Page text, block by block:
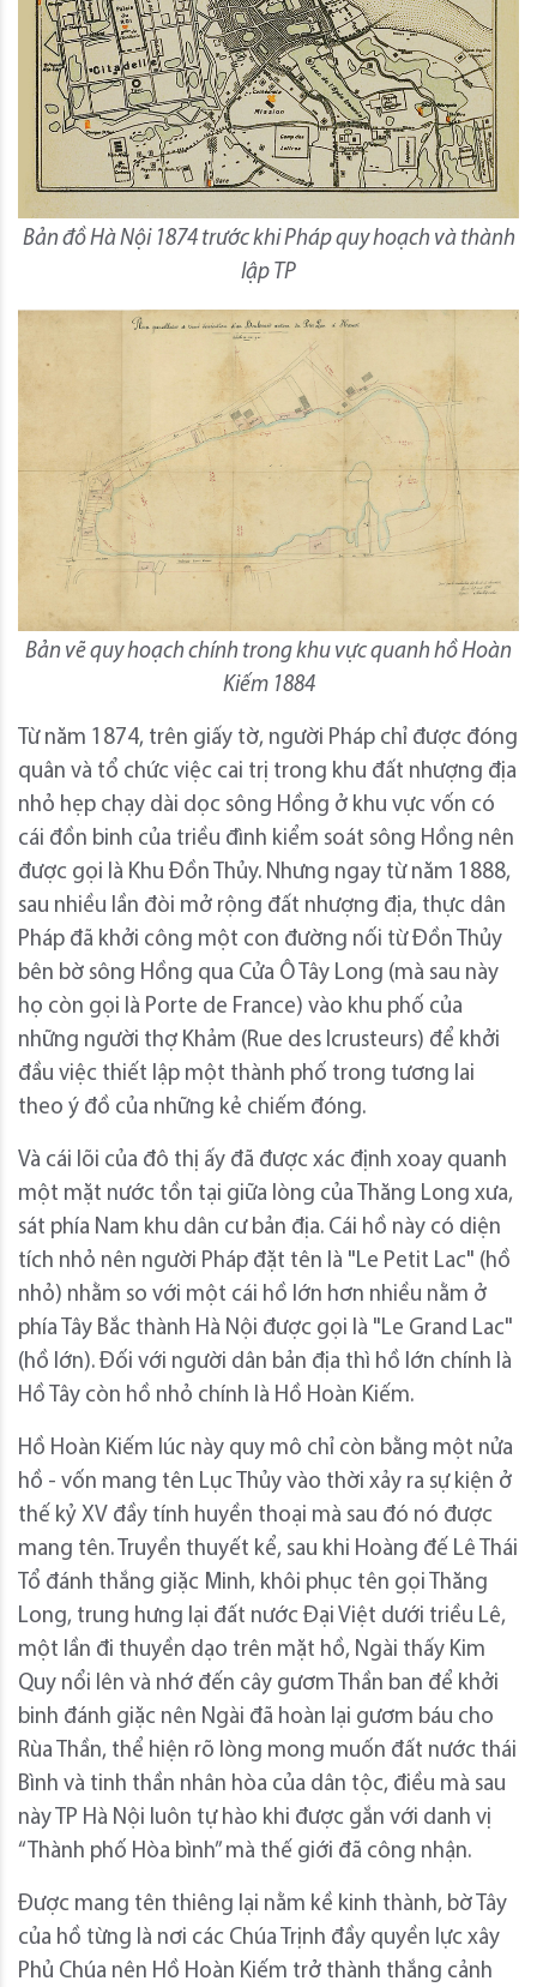
Bản đồ Hà Nội 1874 trước khi Pháp quy hoạch và thành
lập TP
Bản vẽ quy hoạch chính trong khu vực quanh hồ Hoàn
Kiếm 1884
Từ năm 1874, trên giấy tờ, người Pháp chỉ được đóng
quân và tổ chức việc cai trị trong khu đất nhượng địa
nhỏ hẹp chạy dài dọc sông Hồng ở khu vực vốn có
cái đồn binh của triều đình kiểm soát sông Hồng nên
được gọi là Khu Đồn Thủy. Nhưng ngay từ năm 1888,
sau nhiều lần đòi mở rộng đất nhượng địa, thực dân
Pháp đã khởi công một con đường nối từ Đồn Thủy
bên bờ sông Hồng qua Cửa Ô Tây Long (mà sau này
họ còn gọi là Porte de France) vào khu phố của
những người thợ Khảm (Rue des Icrusteurs) để khởi
đầu việc thiết lập một thành phố trong tương lai
theo ý đồ của những kẻ chiếm đóng.
Và cái lõi của đô thị ấy đã được xác định xoay quanh
một mặt nước tồn tại giữa lòng của Thăng Long xưa,
sát phía Nam khu dân cư bản địa. Cái hồ này có diện
tích nhỏ nên người Pháp đặt tên là "Le Petit Lac" (hồ
nhỏ) nhằm so với một cái hồ lớn hơn nhiều nằm ở
phía Tây Bắc thành Hà Nội được gọi là "Le Grand Lac"
(hồ lớn). Đối với người dân bản địa thì hồ lớn chính là
Hồ Tây còn hồ nhỏ chính là Hồ Hoàn Kiếm.
Hồ Hoàn Kiếm lúc này quy mô chỉ còn bằng một nửa
hồ - vốn mang tên Lục Thủy vào thời xảy ra sự kiện ở
thế kỷ XV đầy tính huyền thoại mà sau đó nó được
mang tên. Truyền thuyết kể, sau khi Hoàng đế Lê Thái
Tổ đánh thắng giặc Minh, khôi phục tên gọi Thăng
Long, trung hưng lại đất nước Đại Việt dưới triều Lê,
một lần đi thuyền dạo trên mặt hồ, Ngài thấy Kim
Quy nổi lên và nhớ đến cây gươm Thần ban để khởi
binh đánh giặc nên Ngài đã hoàn lại gươm báu cho
Rùa Thần, thể hiện rõ lòng mong muốn đất nước thái
Bình và tinh thần nhân hòa của dân tộc, điều mà sau
này TP Hà Nội luôn tự hào khi được gắn với danh vị
“Thành phố Hòa bình” mà thế giới đã công nhận.
Được mang tên thiêng lại nằm kề kinh thành, bờ Tây
của hồ từng là nơi các Chúa Trịnh đầy quyền lực xây
Phủ Chúa nên Hồ Hoàn Kiếm trở thành thắng cảnh